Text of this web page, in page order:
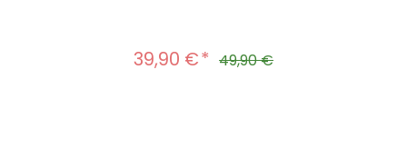
Verkaufspreis:
39,90 € Regulärer Preis:
49,90 €